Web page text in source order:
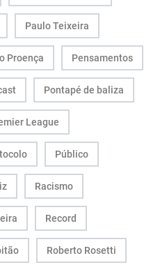
Paulo Teixeira
Proença Pensamentos
Pontapé de baliza
League
Público
Racismo
Record
Roberto Rosetti